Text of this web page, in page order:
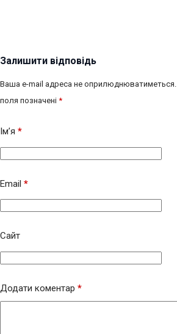
Залишити відповідь
Ваша e-mail адреса не оприлюднюватиметься.
поля позначені *
Ім’я *
Email *
Сайт
Додати коментар *